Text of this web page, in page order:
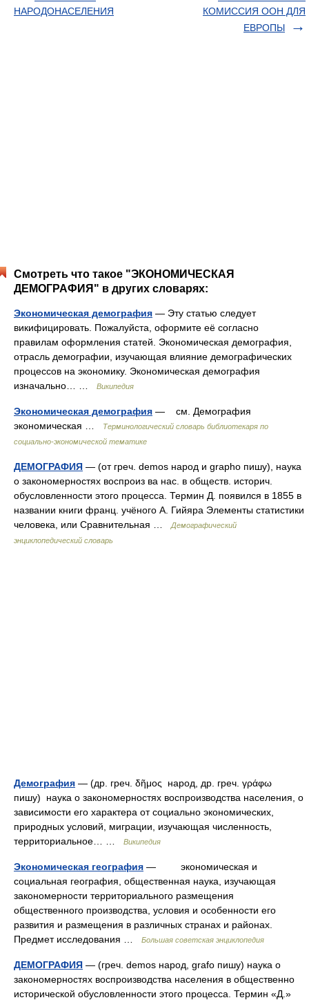
НАРОДОНАСЕЛЕНИЯ
КОМИССИЯ OОН ДЛЯ
ЕВРOПЫ
Смотреть что такое "ЭКОНОМИЧЕСКАЯ
ДЕМОГРАФИЯ" в других словарях:
Экономическая демография — Эту статью следует
викифицировать. Пожалуйста, оформите её согласно
правилам оформления статей. Экономическая демография,
отрасль демографии, изучающая влияние демографических
процессов на экономику. Экономическая демография
изначально… …
Википедия
Экономическая демография — см. Демография
экономическая …
Терминологический словарь библиотекаря по
социально-экономической тематике
ДЕМОГРАФИЯ — (от греч. demos народ и grapho пишу), наука
о закономерностях воспроиз ва нас. в обществ. историч.
обусловленности этого процесса. Термин Д. появился в 1855 в
названии книги франц. учёного А. Гийяра Элементы статистики
человека, или Сравнительная …
Демографический
энциклопедический словарь
Демография — (др. греч. δῆμος народ, др. греч. γράφω
пишу) наука о закономерностях воспроизводства населения, о
зависимости его характера от социально экономических,
природных условий, миграции, изучающая численность,
территориальное… …
Википедия
Экономическая география — экономическая и
социальная география, общественная наука, изучающая
закономерности территориального размещения
общественного производства, условия и особенности его
развития и размещения в различных странах и районах.
Предмет исследования …
Большая советская энциклопедия
ДЕМОГРАФИЯ — (греч. demos народ, grafo пишу) наука о
закономерностях воспроизводства населения в общественно
исторической обусловленности этого процесса. Термин «Д.»